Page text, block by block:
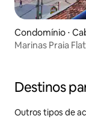
Condomínio ⋅
Marinas Praia
Destinos
Outros tipos de